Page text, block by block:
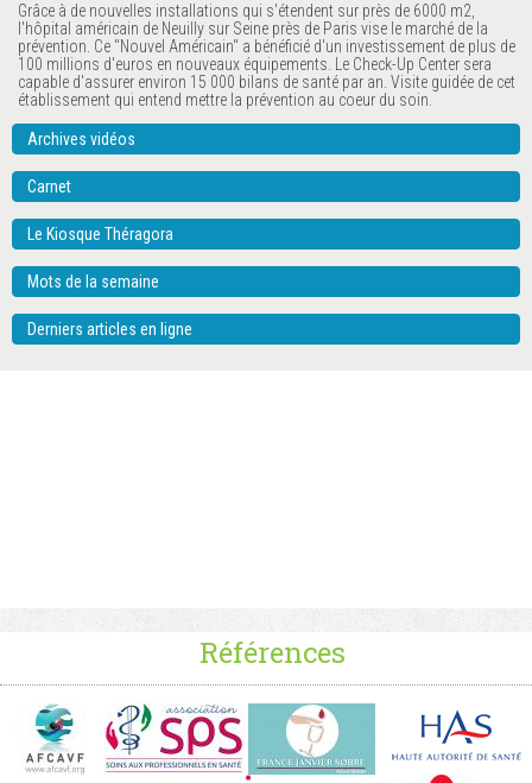
Grâce à de nouvelles installations qui s'étendent sur près de 6000 m2,
l'hôpital américain de Neuilly sur Seine près de Paris vise le marché de la
prévention. Ce "Nouvel Américain" a bénéficié d'un investissement de plus de
100 millions d'euros en nouveaux équipements. Le Check-Up Center sera
capable d'assurer environ 15 000 bilans de santé par an. Visite guidée de cet
établissement qui entend mettre la prévention au coeur du soin.
Archives vidéos
Carnet
Le Kiosque Théragora
Mots de la semaine
Derniers articles en ligne
Références